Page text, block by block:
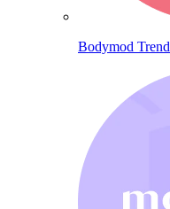
Bodymod Trend